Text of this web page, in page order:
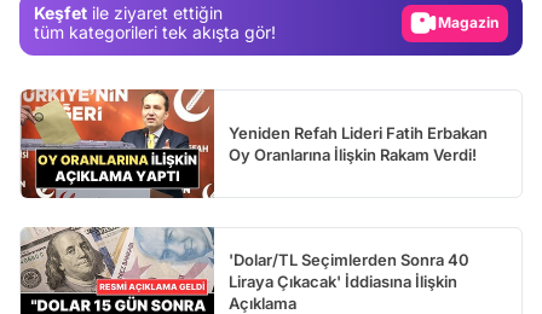
Keşfet ile ziyaret ettiğin
tüm kategorileri tek akışta gör!
Magazin
Yeniden Refah Lideri Fatih Erbakan
Oy Oranlarına İlişkin Rakam Verdi!
'Dolar/TL Seçimlerden Sonra 40
Liraya Çıkacak' İddiasına İlişkin
Açıklama